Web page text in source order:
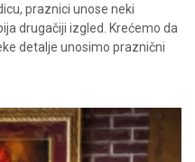
praznici unose neki
drugačiji izgled. Krećemo da
detalje unosimo praznični